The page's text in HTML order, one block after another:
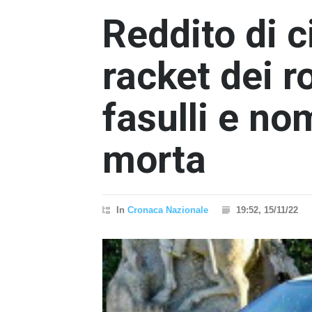
Reddito di
racket dei
fasulli e
morta
In Cronaca Nazionale 19:52, 15/11/22